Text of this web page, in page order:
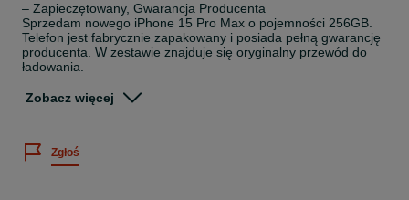
– Zapieczętowany, Gwarancja Producenta
Sprzedam nowego iPhone 15 Pro Max o pojemności 256GB.
Telefon jest fabrycznie zapakowany i posiada pełną gwarancję
producenta. W zestawie znajduje się oryginalny przewód do
ładowania.
ORYGINALNE FABRYCZNIE ZAPLOMBOWANE PUDEŁKO WRAZ
każdą kartą sim.
- Gwarancja producenta od momentu aktywacji urządzenia
Zobacz więcej
Zgłoś